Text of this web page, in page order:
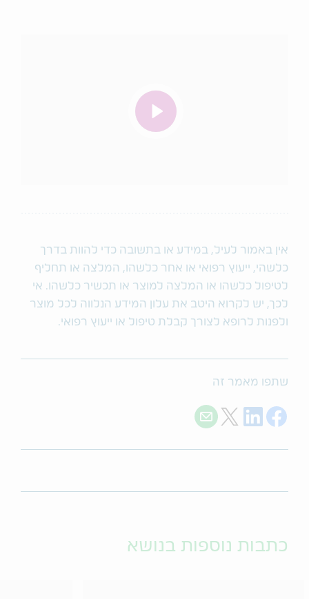
אין באמור לעיל, במידע או בתשובה כדי להוות בדרך
כלשהי, ייעוץ רפואי או אחר כלשהו, המלצה או תחליף
לטיפול כלשהו או המלצה למוצר או תכשיר כלשהו. אי
לכך, יש לקרוא היטב את עלון המידע הנלווה לכל מוצר
ולפנות לרופא לצורך קבלת טיפול או ייעוץ רפואי.
שתפו מאמר זה
Share on Facebook
Share on LinkedIn
Share on Twitter
Share with E-mail
כתבות נוספות בנושא